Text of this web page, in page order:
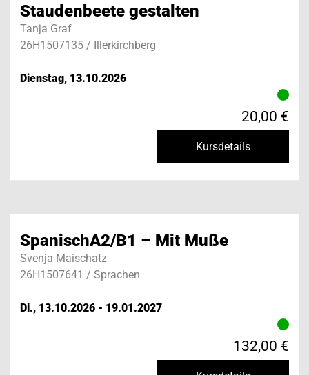
Staudenbeete gestalten
Tanja Graf
26H1507135 / Illerkirchberg
Dienstag, 13.10.2026
20,00 €
Kursdetails
SpanischA2/B1 – Mit Muße
Svenja Maischatz
26H1507641 / Sprachen
Di., 13.10.2026 - 19.01.2027
132,00 €